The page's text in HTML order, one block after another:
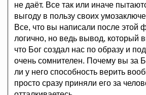
не даёт. Все так или иначе
выгоду в пользу своих
Все, что вы написали после этой
логично, но ведь вывод, который
что Бог создал нас по образу и
очень сомнителен. Почему вы за
ли у него способность верить
просто сразу приняли его за